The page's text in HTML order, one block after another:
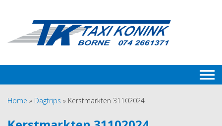
Home » Dagtrips » Kerstmarkten 31102024